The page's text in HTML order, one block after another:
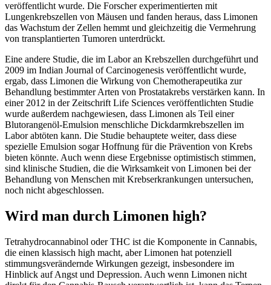
veröffentlicht wurde. Die Forscher experimentierten mit
Lungenkrebszellen von Mäusen und fanden heraus, dass Limonen
das Wachstum der Zellen hemmt und gleichzeitig die Vermehrung
von transplantierten Tumoren unterdrückt.
Eine andere Studie, die im Labor an Krebszellen durchgeführt und
2009 im Indian Journal of Carcinogenesis veröffentlicht wurde,
ergab, dass Limonen die Wirkung von Chemotherapeutika zur
Behandlung bestimmter Arten von Prostatakrebs verstärken kann. In
einer 2012 in der Zeitschrift Life Sciences veröffentlichten Studie
wurde außerdem nachgewiesen, dass Limonen als Teil einer
Blutorangenöl-Emulsion menschliche Dickdarmkrebszellen im
Labor abtöten kann. Die Studie behauptete weiter, dass diese
spezielle Emulsion sogar Hoffnung für die Prävention von Krebs
bieten könnte. Auch wenn diese Ergebnisse optimistisch stimmen,
sind klinische Studien, die die Wirksamkeit von Limonen bei der
Behandlung von Menschen mit Krebserkrankungen untersuchen,
noch nicht abgeschlossen.
Wird man durch Limonen high?
Tetrahydrocannabinol oder THC ist die Komponente in Cannabis,
die einen klassisch high macht, aber Limonen hat potenziell
stimmungsverändernde Wirkungen gezeigt, insbesondere im
Hinblick auf Angst und Depression. Auch wenn Limonen nicht